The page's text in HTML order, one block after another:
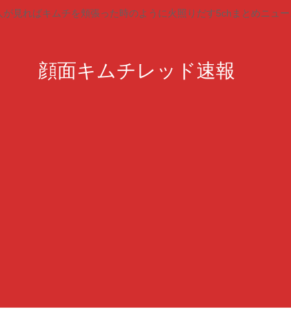
が見ればキムチを頬張った時のように火照りだす5chまとめニュ
顔面キムチレッド速報